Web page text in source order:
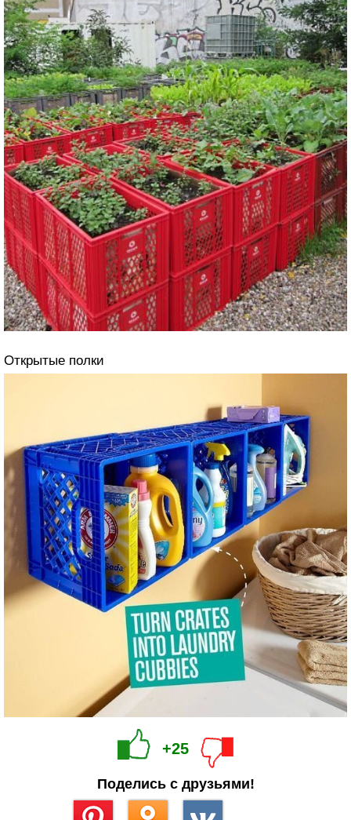
Открытые полки
+25
Поделись с друзьями!